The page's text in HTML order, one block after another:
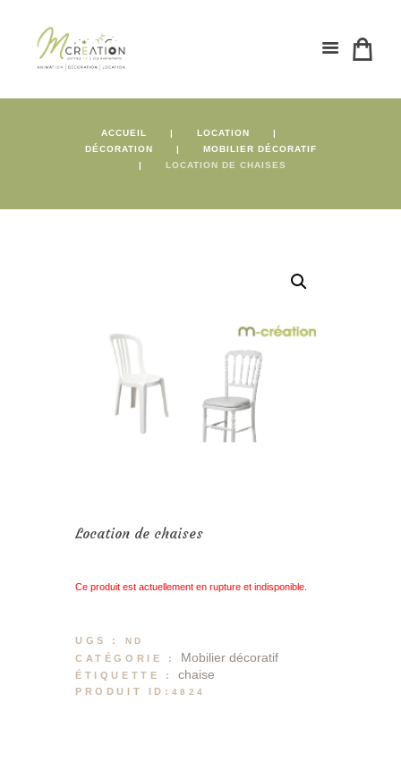
ACCUEIL
LOCATION
DÉCORATION
MOBILIER DÉCORATIF
LOCATION DE CHAISES
Location de chaises
Ce produit est actuellement en rupture et indisponible.
UGS : ND
CATÉGORIE : Mobilier décoratif
ÉTIQUETTE :chaise
PRODUIT ID: 4824